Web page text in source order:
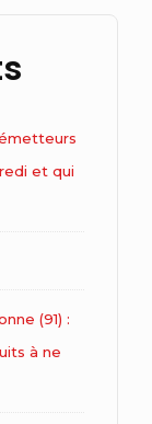
et qui
(91) :
à ne